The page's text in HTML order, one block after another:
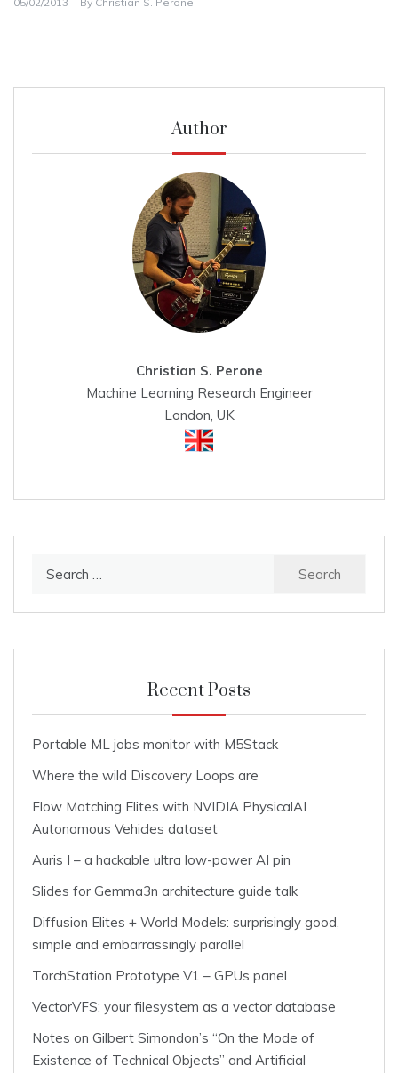
Author
Christian S. Perone
Machine Learning Research Engineer
London, UK
Recent Posts
Portable ML jobs monitor with M5Stack
Where the wild Discovery Loops are
Flow Matching Elites with NVIDIA PhysicalAI
Autonomous Vehicles dataset
Auris I – a hackable ultra low-power AI pin
Slides for Gemma3n architecture guide talk
Diffusion Elites + World Models: surprisingly good,
simple and embarrassingly parallel
TorchStation Prototype V1 – GPUs panel
VectorVFS: your filesystem as a vector database
Notes on Gilbert Simondon’s “On the Mode of
Existence of Technical Objects” and Artificial